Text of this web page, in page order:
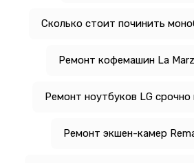
Сколько стоит починить
Ремонт кофемашин La
Ремонт ноутбуков LG срочно
Ремонт экшен-камер